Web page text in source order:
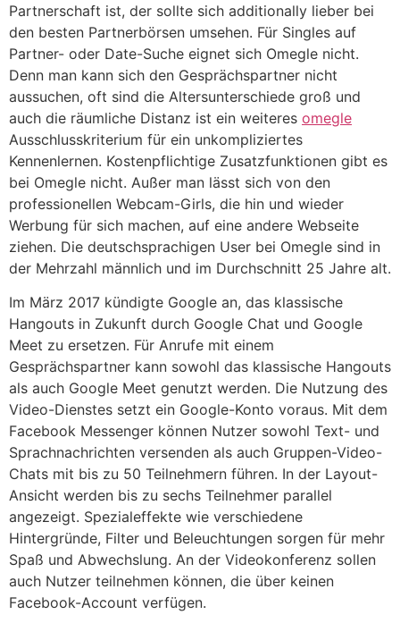
Partnerschaft ist, der sollte sich additionally lieber bei
den besten Partnerbörsen umsehen. Für Singles auf
Partner- oder Date-Suche eignet sich Omegle nicht.
Denn man kann sich den Gesprächspartner nicht
aussuchen, oft sind die Altersunterschiede groß und
auch die räumliche Distanz ist ein weiteres omegle
Ausschlusskriterium für ein unkompliziertes
Kennenlernen. Kostenpflichtige Zusatzfunktionen gibt es
bei Omegle nicht. Außer man lässt sich von den
professionellen Webcam-Girls, die hin und wieder
Werbung für sich machen, auf eine andere Webseite
ziehen. Die deutschsprachigen User bei Omegle sind in
der Mehrzahl männlich und im Durchschnitt 25 Jahre alt.
Im März 2017 kündigte Google an, das klassische
Hangouts in Zukunft durch Google Chat und Google
Meet zu ersetzen. Für Anrufe mit einem
Gesprächspartner kann sowohl das klassische Hangouts
als auch Google Meet genutzt werden. Die Nutzung des
Video-Dienstes setzt ein Google-Konto voraus. Mit dem
Facebook Messenger können Nutzer sowohl Text- und
Sprachnachrichten versenden als auch Gruppen-Video-
Chats mit bis zu 50 Teilnehmern führen. In der Layout-
Ansicht werden bis zu sechs Teilnehmer parallel
angezeigt. Spezialeffekte wie verschiedene
Hintergründe, Filter und Beleuchtungen sorgen für mehr
Spaß und Abwechslung. An der Videokonferenz sollen
auch Nutzer teilnehmen können, die über keinen
Facebook-Account verfügen.